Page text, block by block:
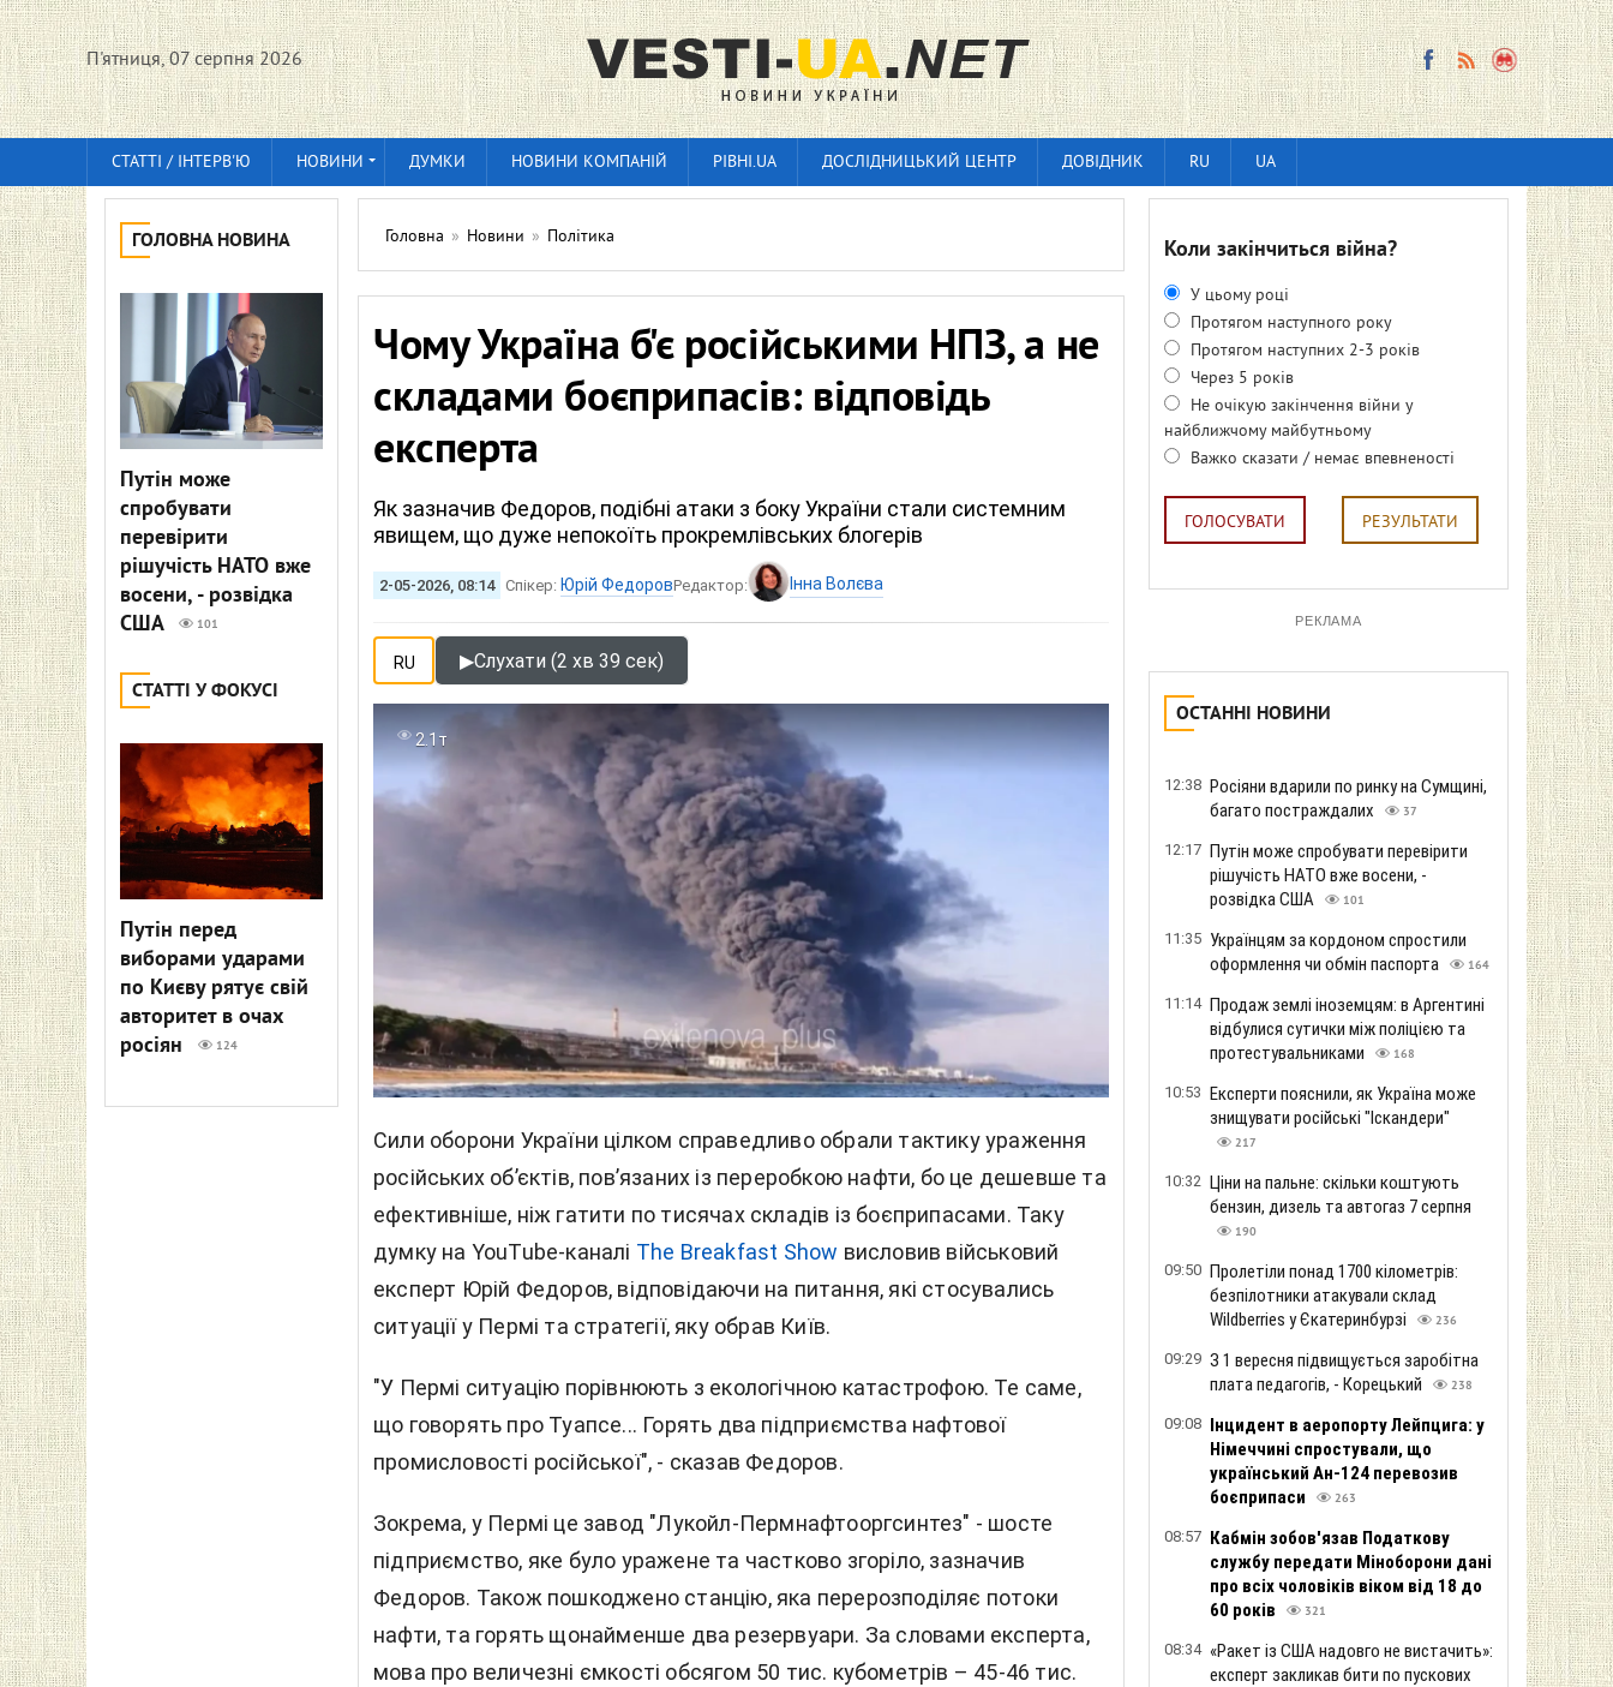
П'ятниця, 07 серпня 2026
СТАТТІ / ІНТЕРВ'Ю НОВИНИ ДУМКИ НОВИНИ КОМПАНІЙ РІВНІ.UA ДОСЛІДНИЦЬКИЙ ЦЕНТР ДОВІДНИК RU UA
ГОЛОВНА НОВИНА
Путін може
спробувати
перевірити
рішучість НАТО вже
восени, - розвідка
США
101
СТАТТІ У ФОКУСІ
Путін перед
виборами ударами
по Києву рятує свій
авторитет в очах
росіян
124
Головна » Новини » Політика
Чому Україна б'є російськими НПЗ, а не
складами боєприпасів: відповідь
експерта
Як зазначив Федоров, подібні атаки з боку України стали системним
явищем, що дуже непокоїть прокремлівських блогерів
2-05-2026, 08:14 Спікер: Юрій ФедоровРедактор: Інна Волєва
RU ▶Слухати (2 хв 39 сек)
2.1т
Сили оборони України цілком справедливо обрали тактику ураження
російських об’єктів, пов’язаних із переробкою нафти, бо це дешевше та
ефективніше, ніж гатити по тисячах складів із боєприпасами. Таку
думку на YouTube-каналі The Breakfast Show висловив військовий
експерт Юрій Федоров, відповідаючи на питання, які стосувались
ситуації у Пермі та стратегії, яку обрав Київ.
"У Пермі ситуацію порівнюють з екологічною катастрофою. Те саме,
що говорять про Туапсе... Горять два підприємства нафтової
промисловості російської", - сказав Федоров.
Зокрема, у Пермі це завод "Лукойл-Пермнафтооргсинтез" - шосте
підприємство, яке було уражене та частково згоріло, зазначив
Федоров. Також пошкоджено станцію, яка перерозподіляє потоки
нафти, та горять щонайменше два резервуари. За словами експерта,
мова про величезні ємкості обсягом 50 тис. кубометрів – 45-46 тис.
Коли закінчиться війна?
У цьому році
Протягом наступного року
Протягом наступних 2-3 років
Через 5 років
Не очікую закінчення війни у
найближчому майбутньому
Важко сказати / немає впевненості
ГОЛОСУВАТИ РЕЗУЛЬТАТИ
РЕКЛАМА
ОСТАННІ НОВИНИ
12:38 Росіяни вдарили по ринку на Сумщині,
багато постраждалих
37
12:17 Путін може спробувати перевірити
рішучість НАТО вже восени, -
розвідка США
101
11:35 Українцям за кордоном спростили
оформлення чи обмін паспорта
164
11:14 Продаж землі іноземцям: в Аргентині
відбулися сутички між поліцією та
протестувальниками
168
10:53 Експерти пояснили, як Україна може
знищувати російські "Іскандери"
217
10:32 Ціни на пальне: скільки коштують
бензин, дизель та автогаз 7 серпня
190
09:50 Пролетіли понад 1700 кілометрів:
безпілотники атакували склад
Wildberries у Єкатеринбурзі
236
09:29 З 1 вересня підвищується заробітна
плата педагогів, - Корецький
238
09:08 Інцидент в аеропорту Лейпцига: у
Німеччині спростували, що
український Ан-124 перевозив
боєприпаси
263
08:57 Кабмін зобов'язав Податкову
службу передати Міноборони дані
про всіх чоловіків віком від 18 до
60 років
321
08:34 «Ракет із США надовго не вистачить»:
експерт закликав бити по пускових